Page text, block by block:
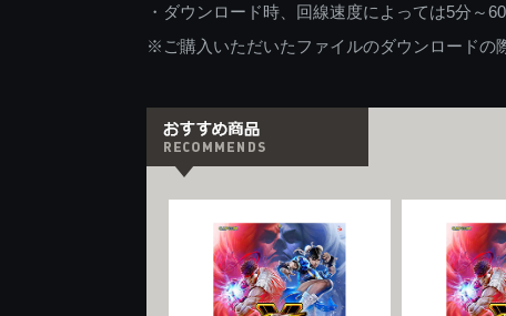
・ダウンロード時、回線速度によっては5分～
※ご購入いただいたファイルのダウンロードの